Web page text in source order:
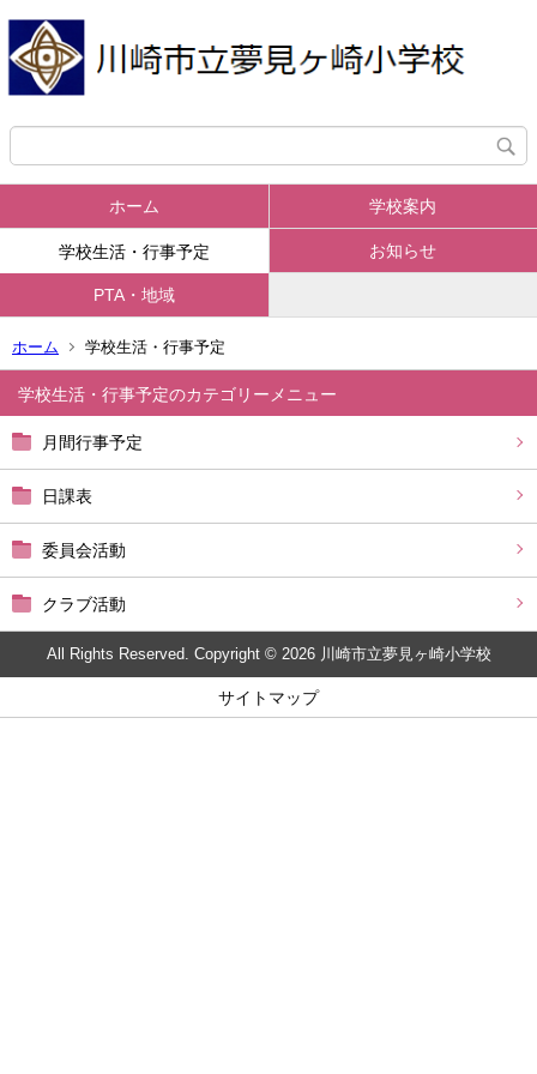
ホーム 学校案内
学校生活・行事予定 お知らせ
PTA・地域
ホーム 学校生活・行事予定
学校生活・行事予定
月間行事予定
日課表
委員会活動
クラブ活動
All Rights Reserved. Copyright © 2026 川崎市立夢見ヶ崎小学校
サイトマップ